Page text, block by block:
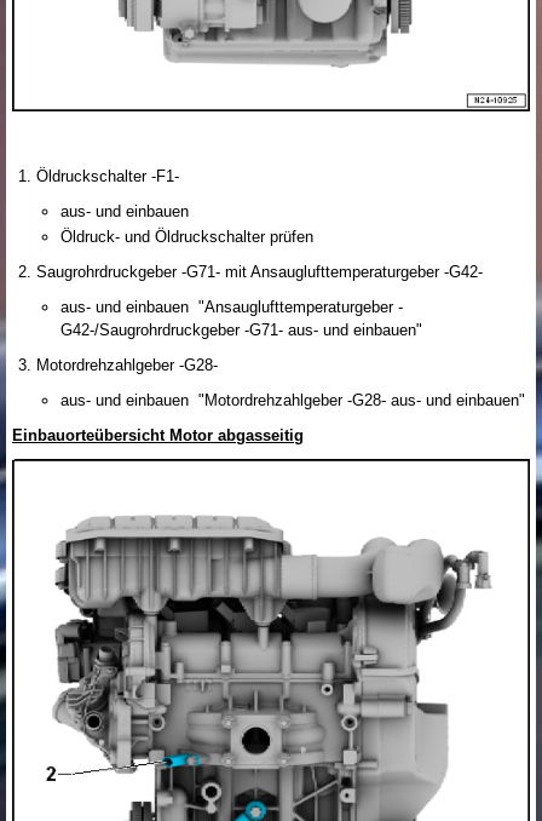
Öldruckschalter -F1-
aus- und einbauen
Öldruck- und Öldruckschalter prüfen
Saugrohrdruckgeber -G71- mit Ansauglufttemperaturgeber -G42-
aus- und einbauen "Ansauglufttemperaturgeber -
G42-/Saugrohrdruckgeber -G71- aus- und einbauen"
Motordrehzahlgeber -G28-
aus- und einbauen "Motordrehzahlgeber -G28- aus- und einbauen"
Einbauorteübersicht Motor abgasseitig